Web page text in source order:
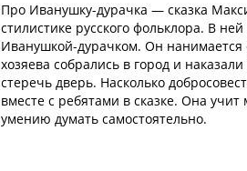
Про Иванушку-дурачка — сказка
стилистике русского фольклора. В
Иванушкой-дурачком. Он
хозяева собрались в город и
стеречь дверь. Насколько
вместе с ребятами в сказке. Она
умению думать самостоятельно.